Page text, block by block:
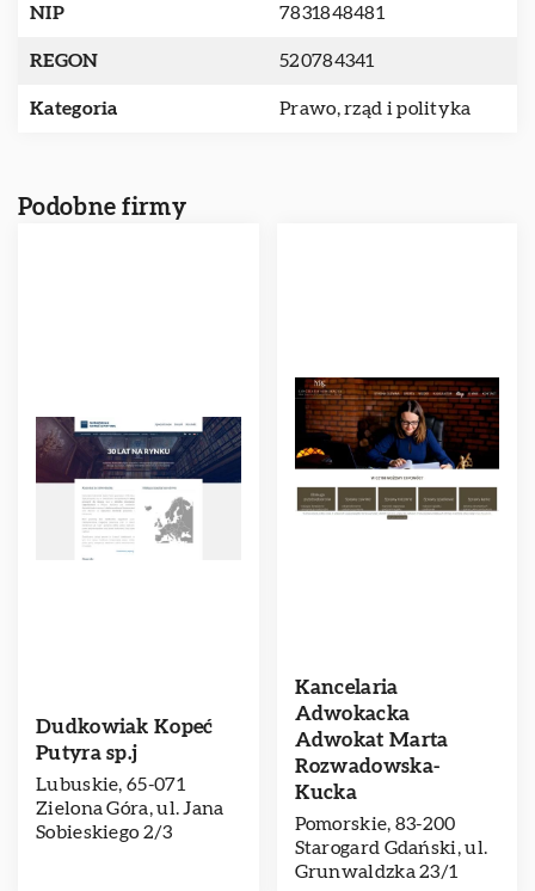
NIP 7831848481
REGON 520784341
Kategoria Prawo, rząd i polityka
Podobne firmy
Dudkowiak Kopeć
Putyra sp.j
Lubuskie, 65-071
Zielona Góra, ul. Jana
Sobieskiego 2/3
Kancelaria
Adwokacka
Adwokat Marta
Rozwadowska-
Kucka
Pomorskie, 83-200
Starogard Gdański, ul.
Grunwaldzka 23/1